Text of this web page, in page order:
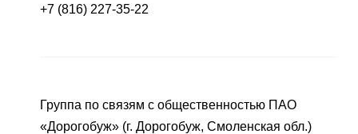
+7 (816) 227-35-22
Группа по связям с общественностью ПАО
«Дорогобуж» (г. Дорогобуж, Смоленская обл.)